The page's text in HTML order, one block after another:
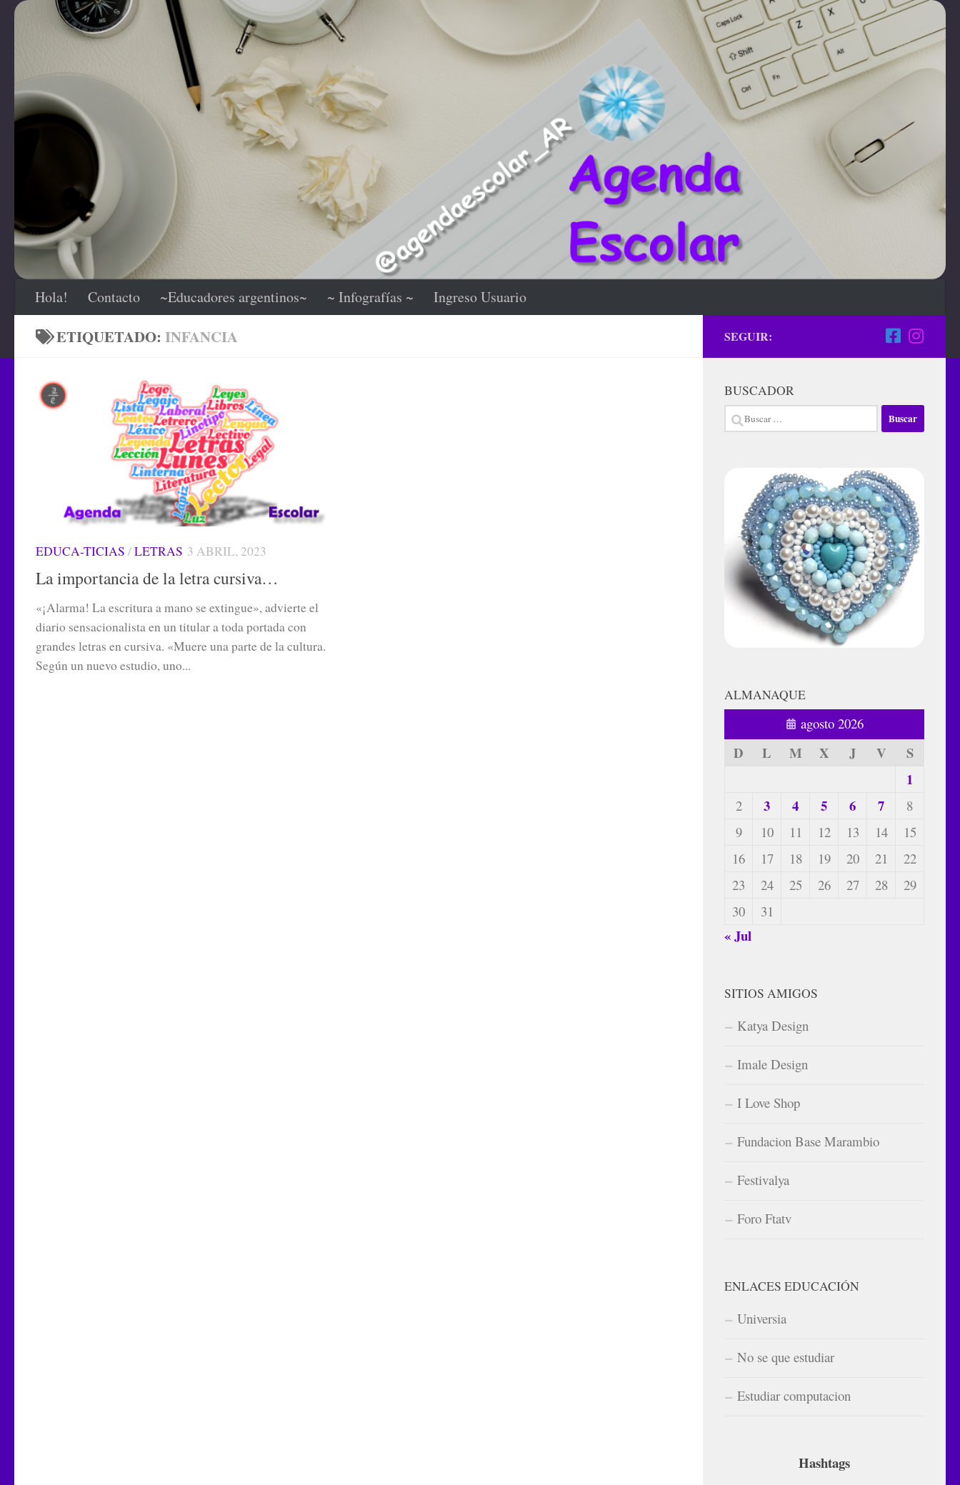
Saltar al contenido
Hola! Contacto ~Educadores argentinos~ ~ Infografías ~ Ingreso Usuario
ETIQUETADO: INFANCIA
EDUCA-TICIAS /LETRAS 3 ABRIL, 2023
La importancia de la letra cursiva…
«¡Alarma! La escritura a mano se extingue», advierte el
diario sensacionalista en un titular a toda portada con
grandes letras en cursiva. «Muere una parte de la cultura.
Según un nuevo estudio, uno...
SEGUIR:
BUSCADOR
Buscar:
ALMANAQUE
agosto 2026
D L M X J V
S
1
2 3 4 5 6 7
8
9
10 11 12 13 14
15
16
17 18 19 20 21
22
23
24 25 26 27 28
29
30
31
« Jul
SITIOS AMIGOS
Katya Design
Imale Design
I Love Shop
Fundacion Base Marambio
Festivalya
Foro Ftatv
ENLACES EDUCACIÓN
Universia
No se que estudiar
Estudiar computacion
Hashtags